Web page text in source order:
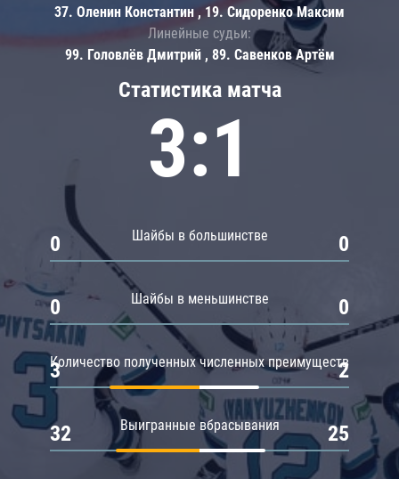
Статистика матча
3:1
Шайбы в большинстве
0 0
Шайбы в меньшинстве
0 0
Количество полученных численных преимуществ
3 2
Выигранные вбрасывания
32 25
37. Оленин Константин , 19. Сидоренко Максим
Линейные судьи:
99. Головлёв Дмитрий , 89. Савенков Артём